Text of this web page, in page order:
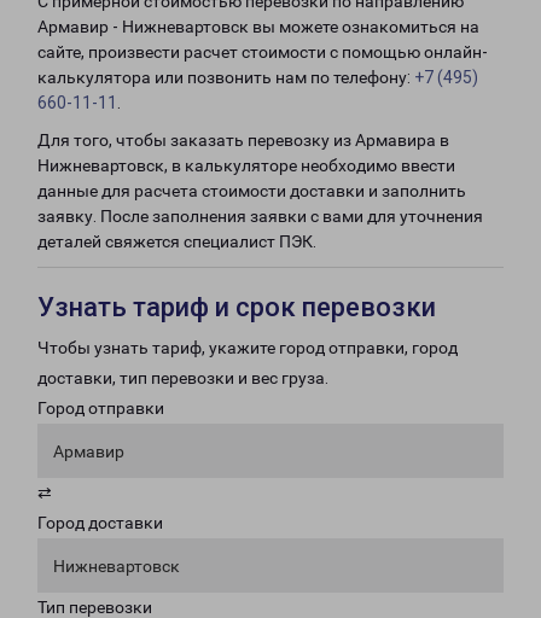
Армавир - Нижневартовск вы можете ознакомиться на
сайте, произвести расчет стоимости с помощью онлайн-
калькулятора или позвонить нам по телефону: +7 (495)
660-11-11
Для того, чтобы заказать перевозку из Армавира в
Нижневартовск, в калькуляторе необходимо ввести
данные для расчета стоимости доставки и заполнить
заявку. После заполнения заявки с вами для уточнения
деталей свяжется специалист ПЭК.
Узнать тариф и срок перевозки
Чтобы узнать тариф, укажите город отправки, город
доставки, тип перевозки и вес груза.
Город отправки
Армавир
⇄
Город доставки
Нижневартовск
Тип перевозки